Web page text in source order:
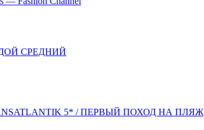
СРЕДНИЙ
5* / ПЕРВЫЙ ПОХОД НА ПЛЯЖ